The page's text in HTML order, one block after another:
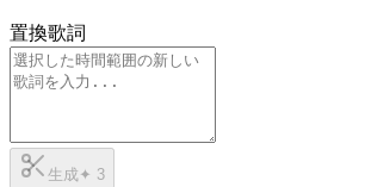
置換歌詞
生成 ✦ 3